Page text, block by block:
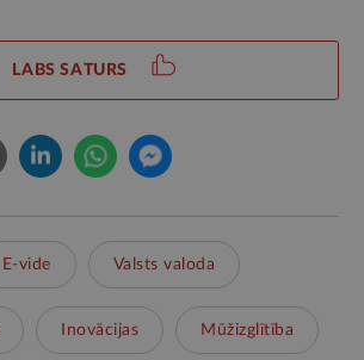
LABS SATURS
E-vide Valsts valoda
Inovācijas Mūžizglītība